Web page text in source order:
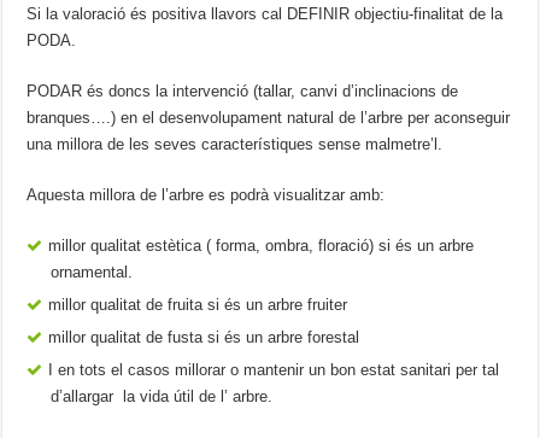
Si la valoració és positiva llavors cal DEFINIR objectiu-finalitat de la
PODA.
PODAR és doncs la intervenció (tallar, canvi d’inclinacions de
branques….) en el desenvolupament natural de l’arbre per aconseguir
una millora de les seves característiques sense malmetre’l.
Aquesta millora de l’arbre es podrà visualitzar amb:
millor qualitat estètica ( forma, ombra, floració) si és un arbre
ornamental.
millor qualitat de fruita si és un arbre fruiter
millor qualitat de fusta si és un arbre forestal
I en tots el casos millorar o mantenir un bon estat sanitari per tal
d’allargar la vida útil de l’ arbre.